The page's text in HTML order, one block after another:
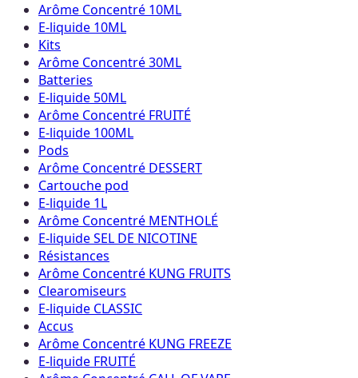
Arôme Concentré 10ML
E-liquide 10ML
Kits
Arôme Concentré 30ML
Batteries
E-liquide 50ML
Arôme Concentré FRUITÉ
E-liquide 100ML
Pods
Arôme Concentré DESSERT
Cartouche pod
E-liquide 1L
Arôme Concentré MENTHOLÉ
E-liquide SEL DE NICOTINE
Résistances
Arôme Concentré KUNG FRUITS
Clearomiseurs
E-liquide CLASSIC
Accus
Arôme Concentré KUNG FREEZE
E-liquide FRUITÉ